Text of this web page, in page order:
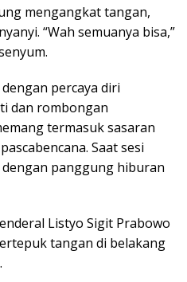
mengangkat tangan,
“Wah semuanya bisa,”
percaya diri
dan rombongan
termasuk sasaran
Saat sesi
panggung hiburan
Listyo Sigit Prabowo
tangan di belakang